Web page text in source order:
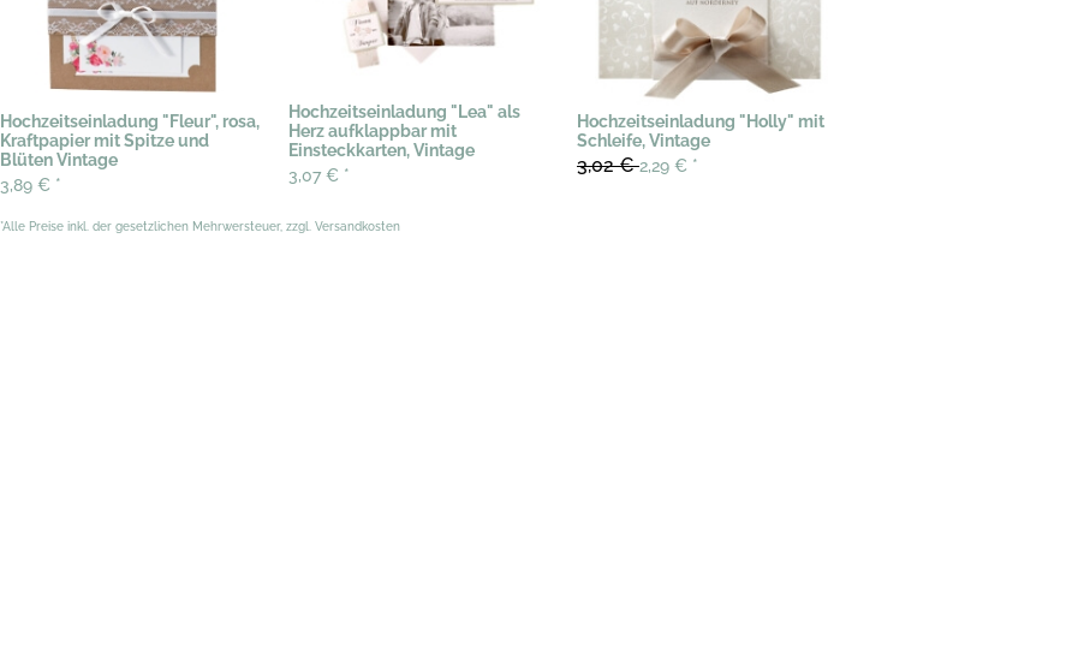
Hochzeitseinladung "Fleur", rosa,
Kraftpapier mit Spitze und
Blüten Vintage
3,89 € *
Hochzeitseinladung "Lea" als
Herz aufklappbar mit
Einsteckkarten, Vintage
3,07 € *
Hochzeitseinladung "Holly" mit
Schleife, Vintage
3,02 €2,29 € *
*Alle Preise inkl. der gesetzlichen Mehrwersteuer, zzgl. Versandkosten